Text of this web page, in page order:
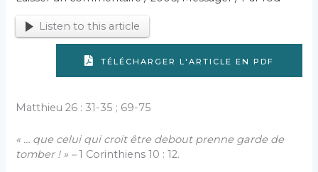
Listen to this article
TÉLÉCHARGER L'ARTICLE EN PDF
Matthieu 26 : 31-35 ; 69-75
« … que celui qui croit être debout prenne garde de
tomber ! » –1 Corinthiens 10 : 12.